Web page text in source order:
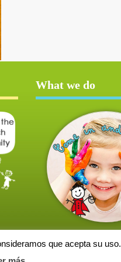
What we do
que acepta su uso.